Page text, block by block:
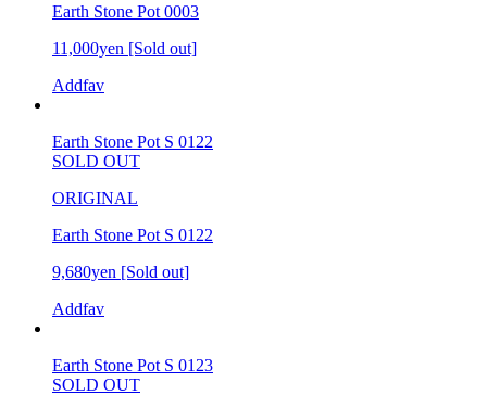
Earth Stone Pot 0003
11,000yen [Sold out]
Addfav
Earth Stone Pot S 0122
SOLD OUT
ORIGINAL
Earth Stone Pot S 0122
9,680yen [Sold out]
Addfav
Earth Stone Pot S 0123
SOLD OUT